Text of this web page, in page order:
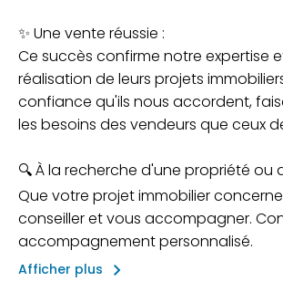
✨ Une vente réussie :
Ce succès confirme notre expertise
réalisation de leurs projets
confiance qu'ils nous accordent,
les besoins des vendeurs que ceux
🔍 À la recherche d'une propriété ou
Que votre projet immobilier
conseiller et vous accompagner.
accompagnement personnalisé.
Afficher plus keyboard_arrow_right